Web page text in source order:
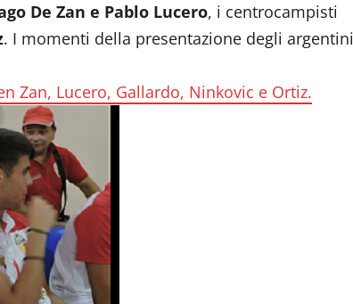
De Zan e Pablo Lucero, i centrocampisti
. I momenti della presentazione degli argentini
Zan, Lucero, Gallardo, Ninkovic e Ortiz.